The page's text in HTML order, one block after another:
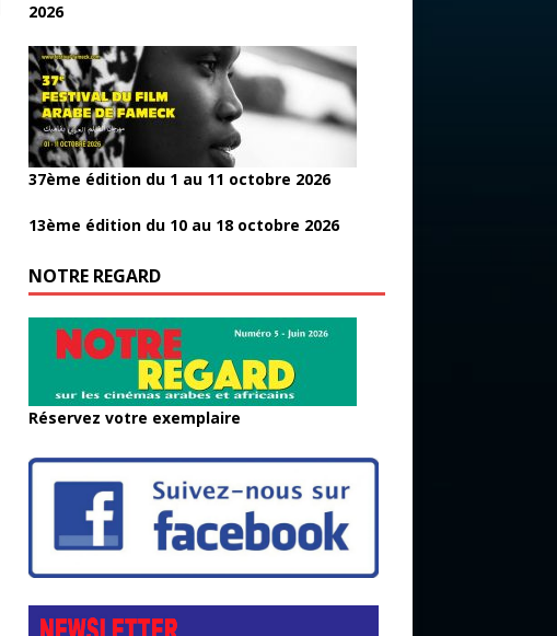
2026
37ème édition du 1 au 11 octobre 2026
13ème édition du 10 au 18 octobre 2026
NOTRE REGARD
Réservez votre exemplaire